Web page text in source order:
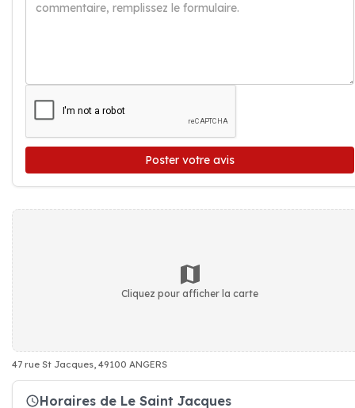
Poster votre avis
Cliquez pour afficher la carte
47 rue St Jacques, 49100 ANGERS
Horaires de Le Saint Jacques